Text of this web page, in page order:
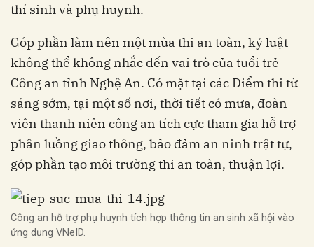
thí sinh và phụ huynh.
Góp phần làm nên một mùa thi an toàn, kỷ luật
không thể không nhắc đến vai trò của tuổi trẻ
Công an tỉnh Nghệ An. Có mặt tại các Điểm thi từ
sáng sớm, tại một số nơi, thời tiết có mưa, đoàn
viên thanh niên công an tích cực tham gia hỗ trợ
phân luồng giao thông, bảo đảm an ninh trật tự,
góp phần tạo môi trường thi an toàn, thuận lợi.
Công an hỗ trợ phụ huynh tích hợp thông tin an sinh xã hội vào
ứng dụng VNeID.